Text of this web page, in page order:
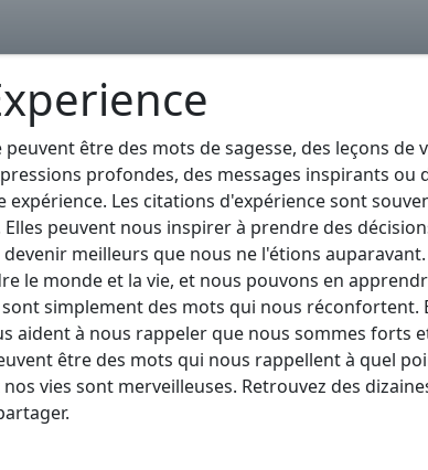
être des mots de sagesse, des leçons de
profondes, des messages inspirants ou
Les citations d'expérience sont
peuvent nous inspirer à prendre des
meilleurs que nous ne l'étions
le monde et la vie, et nous pouvons en
simplement des mots qui nous réconfortent.
aident à nous rappeler que nous sommes forts
être des mots qui nous rappellent à quel
vies sont merveilleuses. Retrouvez des